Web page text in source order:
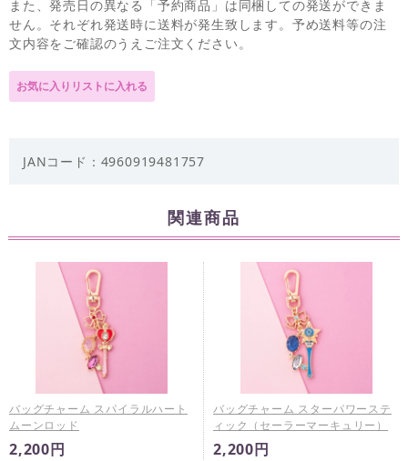
また、発売日の異なる「予約商品」は同梱しての発送ができま
せん。それぞれ発送時に送料が発生致します。予め送料等の注
文内容をご確認のうえご注文ください。
JANコード：4960919481757
関連商品
バッグチャーム スパイラルハート
ムーンロッド
2,200円
バッグチャーム スターパワーステ
ィック（セーラーマーキュリー）
2,200円